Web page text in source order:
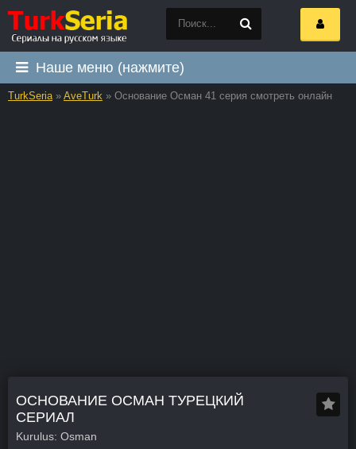
Наше меню (нажмите)
TurkSeria» AveTurk » Основание Осман 41 серия смотреть онлайн
ОСНОВАНИЕ ОСМАН ТУРЕЦКИЙ
СЕРИАЛ
Kurulus: Osman